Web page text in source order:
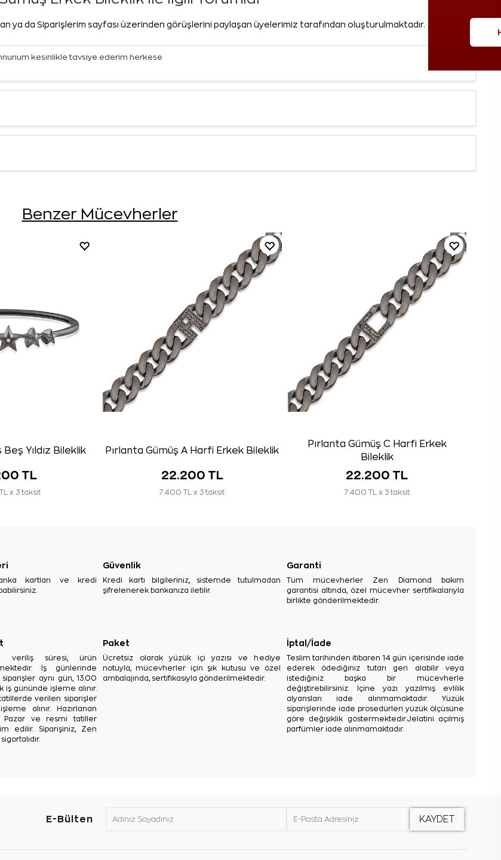
ya da Siparişlerim sayfası üzerinden görüşlerini paylaşan üyelerimiz tarafından oluşturulmaktadır.
kesinlikle tavsiye ederim herkese
Benzer Mücevherler
Beş Yıldız Bileklik
TL
x 3 taksit
Pırlanta Gümüş A Harfi Erkek Bileklik
22.200 TL
7.400 TL x 3 taksit
Pırlanta Gümüş C Harfi Erkek
Bileklik
22.200 TL
7.400 TL x 3 taksit
kartları ve kredi
Güvenlik
Kredi kartı bilgileriniz, sistemde tutulmadan
şifrelenerek bankanıza iletilir.
Garanti
Tüm mücevherler Zen Diamond bakım
garantisi altında, özel mücevher sertifikalarıyla
birlikte gönderilmektedir.
veriliş süresi, ürün
İş günlerinde
aynı gün, 13.00
iş gününde işleme alınır.
verilen siparişler
alınır. Hazırlanan
Pazar ve resmi tatiller
edilir. Siparişiniz, Zen
Paket
Ücretsiz olarak yüzük içi yazısı ve hediye
notuyla, mücevherler için şık kutusu ve özel
ambalajında, sertifikasıyla gönderilmektedir.
İptal/İade
Teslim tarihinden itibaren 14 gün içerisinde iade
ederek ödediğiniz tutarı geri alabilir veya
istediğiniz başka bir mücevherle
değiştirebilirsiniz. İçine yazı yazılmış evlilik
alyansları iade alınmamaktadır. Yüzük
siparişlerinde iade prosedürleri yüzük ölçüsüne
göre değişiklik göstermektedir.Jelatini açılmış
parfümler iade alınmamaktadır.
E-Bülten